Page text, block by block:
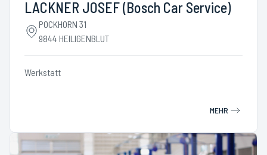
LACKNER JOSEF (Bosch Car Service)
POCKHORN 31
9844 HEILIGENBLUT
Werkstatt
MEHR